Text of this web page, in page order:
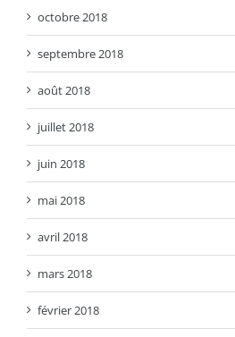
octobre 2018
septembre 2018
août 2018
juillet 2018
juin 2018
mai 2018
avril 2018
mars 2018
février 2018